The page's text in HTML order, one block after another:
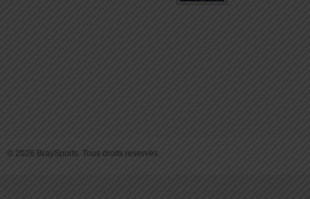
© 2026 BraySports. Tous droits reservés.